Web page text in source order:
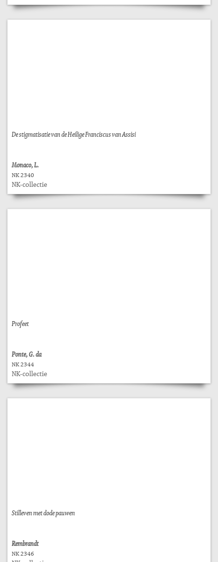
De stigmatisatie van de Heilige Franciscus van Assisi
Monaco, L.
NK 2340
NK-collectie
Profeet
Ponte, G. da
NK 2344
NK-collectie
Stilleven met dode pauwen
Rembrandt
NK 2346